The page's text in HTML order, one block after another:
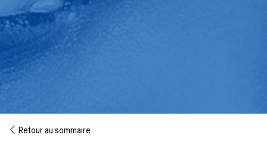
Retour au sommaire